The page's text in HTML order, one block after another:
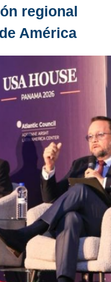
regional
América